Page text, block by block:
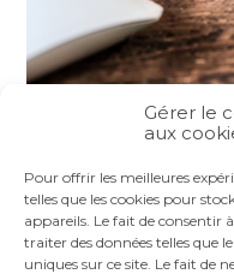
Gérer le
aux
Pour offrir les meilleures
telles que les cookies pour
appareils. Le fait de consentir
traiter des données telles que
uniques sur ce site. Le fait de
FaceBook
Twitter